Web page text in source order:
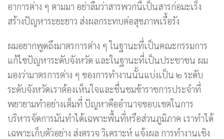
อาการต่าง ๆ ตามมา อย่าลืมว่าสารพวกนี้เป็นสารก่อมะเร็ง
สร้างปัญหาระยะยาว ส่งผลกระทบต่อสุขภาพเรื้อรัง
ผมอยากพูดถึงมาตรการต่าง ๆ ในฐานะที่เป็นคณะกรรมการ
แก้ไขปัญหาระดับจังหวัด และในฐานะที่เป็นประชาชน ผม
มองว่ามาตรการต่าง ๆ ของการทำงานนั้นแบ่งเป็น ๒ ระดับ
ระดับจังหวัดเราต้องเห็นใจและชื่นชมข้าราชการประจำที่
พยายามทำอย่างเต็มที่ ปัญหาคืออำนาจขอบเขตในการ
บริหารจัดการมันทำได้เฉพาะพื้นที่หรือส่วนภูมิภาค เราทำได้
เฉพาะเก็บตัวอย่าง ส่งตรวจ วิเคราะห์ แจ้งผล การทำงานเชิง